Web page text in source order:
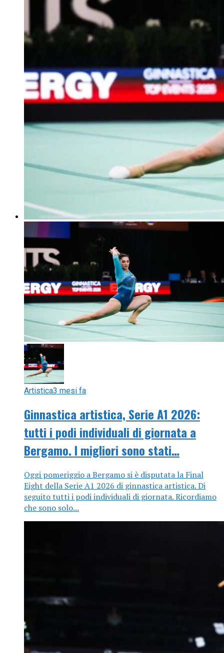
Artistica3 mesi fa
Ginnastica artistica, Serie A1 2026:
tutti i podi individuali di giornata a
Bergamo. I migliori sono stati…
Oggi pomeriggio a Bergamo si è disputata la Final
Eight della Serie A1 2026 di ginnastica artistica. Di
seguito tutti i podi individuali di giornata. Ricordiamo
che sono solo...